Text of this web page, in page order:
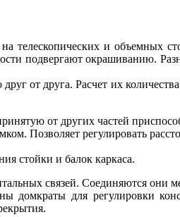
телескопических и объемных
подвергают окрашиванию.
от друга. Расчет их
от других частей
Позволяет регулировать
стойки и балок каркаса.
связей. Соединяются
домкраты для регулировки